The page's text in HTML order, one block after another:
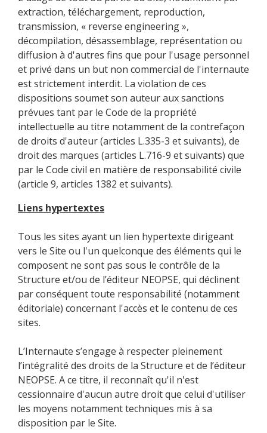
extraction, téléchargement, reproduction,
transmission, « reverse engineering »,
décompilation, désassemblage, représentation ou
diffusion à d'autres fins que pour l'usage personnel
et privé dans un but non commercial de l'internaute
est strictement interdit. La violation de ces
dispositions soumet son auteur aux sanctions
prévues tant par le Code de la propriété
intellectuelle au titre notamment de la contrefaçon
de droits d'auteur (articles L.335-3 et suivants), de
droit des marques (articles L.716-9 et suivants) que
par le Code civil en matière de responsabilité civile
(article 9, articles 1382 et suivants).
Liens hypertextes
Tous les sites ayant un lien hypertexte dirigeant
vers le Site ou l'un quelconque des éléments qui le
composent ne sont pas sous le contrôle de la
Structure et/ou de l’éditeur NEOPSE, qui déclinent
par conséquent toute responsabilité (notamment
éditoriale) concernant l'accès et le contenu de ces
sites.
L’Internaute s’engage à respecter pleinement
l’intégralité des droits de la Structure et de l’éditeur
NEOPSE. A ce titre, il reconnaît qu'il n'est
cessionnaire d'aucun autre droit que celui d'utiliser
les moyens notamment techniques mis à sa
disposition par le Site.